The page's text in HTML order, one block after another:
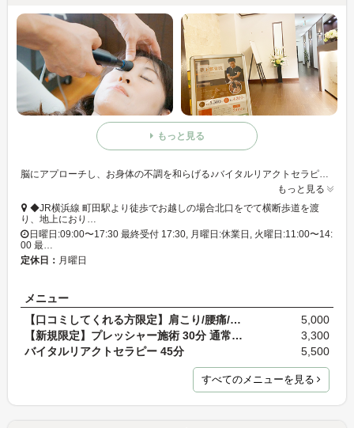
もっと見る
脳にアプローチし、お身体の不調を和らげる♪バイタルリアクトセラピーを取り入れ、正確なデータに基づいてお客様にピッタリの施術をご提供◎
もっと見る
◆JR横浜線 町田駅より徒歩でお越しの場合北口をでて横断歩道を渡
り、地上におり…
日曜日:09:00〜17:30 最終受付 17:30, 月曜日:休業日, 火曜日:11:00〜14:
00 最…
定休日： 月曜日
メニュー
【口コミしてくれる方限定】肩こり/腰痛/首こり全身…
5,000
【新規限定】プレッシャー施術 30分 通常料金4,000円
3,300
バイタルリアクトセラピー 45分
5,500
すべてのメニューを見る